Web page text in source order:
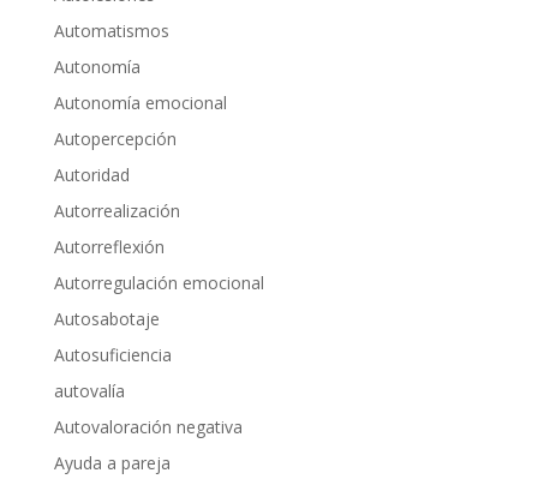
Automatismos
Autonomía
Autonomía emocional
Autopercepción
Autoridad
Autorrealización
Autorreflexión
Autorregulación emocional
Autosabotaje
Autosuficiencia
autovalía
Autovaloración negativa
Ayuda a pareja